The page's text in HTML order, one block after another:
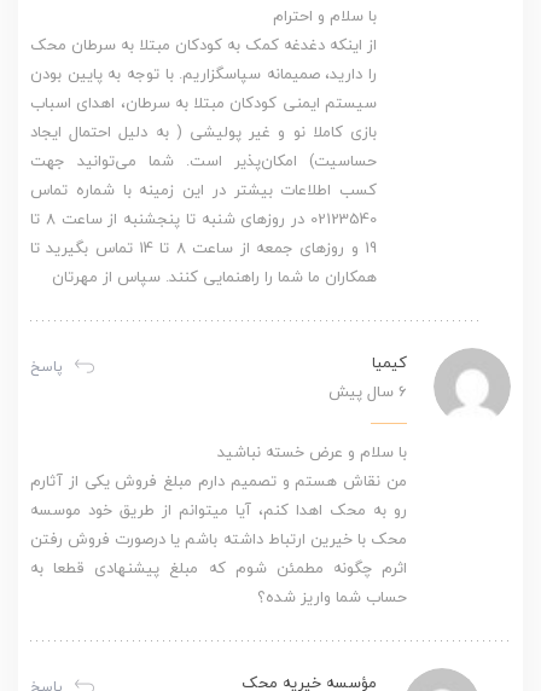
با سلام و احترام
از اینکه دغدغه کمک به کودکان مبتلا به سرطان محک
را دارید، صمیمانه سپاسگزاریم. با توجه به پایین بودن
سیستم ایمنی کودکان مبتلا به سرطان، اهدای اسباب
بازی کاملا نو و غیر پولیشی ( به دلیل احتمال ایجاد
حساسیت) امکان‌پذیر است. شما می‌توانید جهت
کسب اطلاعات بیشتر در این زمینه با شماره تماس
02123540 در روزهای شنبه تا پنجشنبه از ساعت 8 تا
19 و روزهای جمعه از ساعت 8 تا 14 تماس بگیرید تا
همکاران ما شما را راهنمایی کنند. سپاس از مهرتان
پاسخ
کیمیا
6 سال پیش
با سلام و عرض خسته نباشید
من نقاش هستم و تصمیم دارم مبلغ فروش یکی از آثارم
رو به محک اهدا کنم، آیا میتوانم از طریق خود موسسه
محک با خیرین ارتباط داشته باشم یا درصورت فروش رفتن
اثرم چگونه مطمئن شوم که مبلغ پیشنهادی قطعا به
حساب شما واریز شده؟
مؤسسه خیریه محک